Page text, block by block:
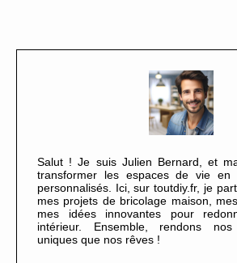
Salut ! Je suis Julien Bernard, et
transformer les espaces de vie en
personnalisés. Ici, sur toutdiy.fr, je
mes projets de bricolage maison,
mes idées innovantes pour
intérieur. Ensemble, rendons
uniques que nos rêves !